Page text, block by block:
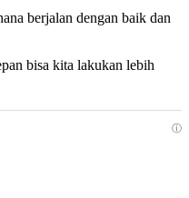
berjalan dengan baik dan
bisa kita lakukan lebih
ⓘ